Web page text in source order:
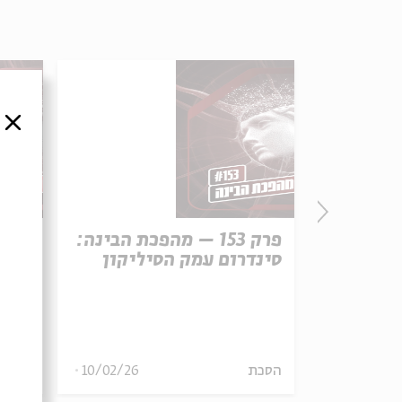
פרק 153 – מהפכת הבינה:
סינדרום עמק הסיליקון
הסכת 10/02/26
סגור